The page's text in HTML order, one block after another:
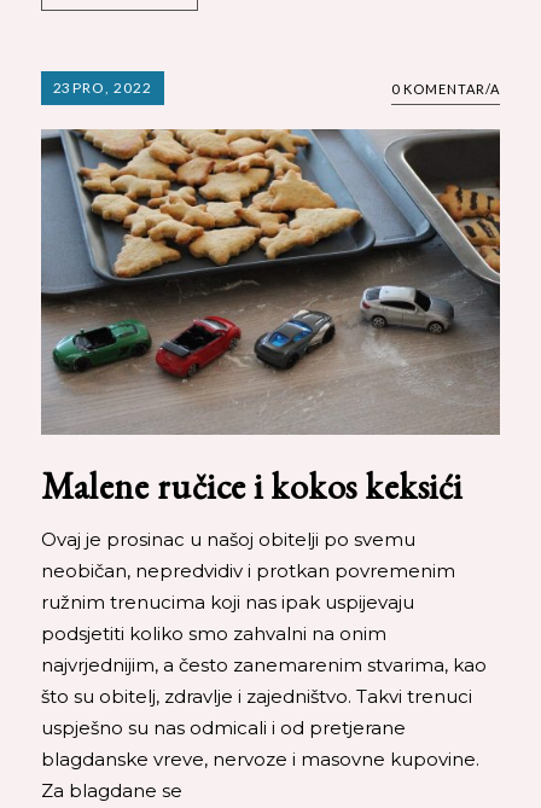
23 PRO, 2022 0 KOMENTAR/A
Malene ručice i kokos keksići
Ovaj je prosinac u našoj obitelji po svemu
neobičan, nepredvidiv i protkan povremenim
ružnim trenucima koji nas ipak uspijevaju
podsjetiti koliko smo zahvalni na onim
najvrjednijim, a često zanemarenim stvarima, kao
što su obitelj, zdravlje i zajedništvo. Takvi trenuci
uspješno su nas odmicali i od pretjerane
blagdanske vreve, nervoze i masovne kupovine.
Za blagdane se